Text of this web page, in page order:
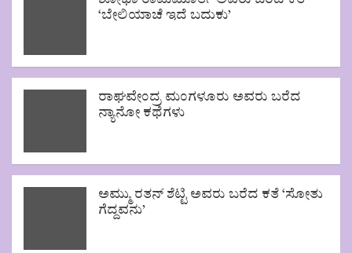
‘ಬೇಲಿಯಾಚೆ ಇದೆ ಬದುಕು’
ರಾಘವೇಂದ್ರ ಮಂಗಳೂರು ಅವರು ಬರೆದ
ನ್ಯಾನೋ ಕಥೆಗಳು
ಅಮ್ಮು ರತನ್ ಶೆಟ್ಟಿ ಅವರು ಬರೆದ ಕತೆ ‘ಸೋತು
ಗೆದ್ದವನು’